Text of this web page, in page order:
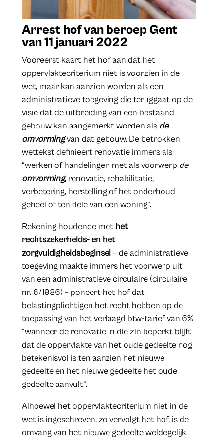
Arrest hof van beroep Gent
van 11 januari 2022
Vooreerst kaart het hof aan dat het
oppervlaktecriterium niet is voorzien in de
wet, maar kan aanzien worden als een
administratieve toegeving die teruggaat op de
visie dat de uitbreiding van een bestaand
gebouw kan aangemerkt worden als de
omvormingvan dat gebouw. De betrokken
wettekst definieert renovatie immers als
“werken of handelingen met als voorwerp de
omvorming,renovatie, rehabilitatie,
verbetering, herstelling of het onderhoud
geheel of ten dele van een woning”.
Rekening houdende met het
rechtszekerheids- en het
zorgvuldigheidsbeginsel – de administratieve
toegeving maakte immers het voorwerp uit
van een administratieve circulaire (circulaire
nr. 6/1986) – poneert het hof dat
belastingplichtigen het recht hebben op de
toepassing van het verlaagd btw-tarief van 6%
“wanneer de renovatie in die zin beperkt blijft
dat de oppervlakte van het oude gedeelte nog
betekenisvol is ten aanzien het nieuwe
gedeelte en het nieuwe gedeelte het oude
gedeelte aanvult”.
Alhoewel het oppervlaktecriterium niet in de
wet is ingeschreven, zo vervolgt het hof, is de
omvang van het nieuwe gedeelte weldegelijk